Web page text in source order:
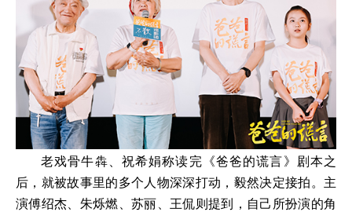
老戏骨牛犇、祝希娟称读完《爸爸的谎言》剧本之
后，就被故事里的多个人物深深打动，毅然决定接拍。主
演傅绍杰、朱烁燃、苏丽、王侃则提到，自己所扮演的角